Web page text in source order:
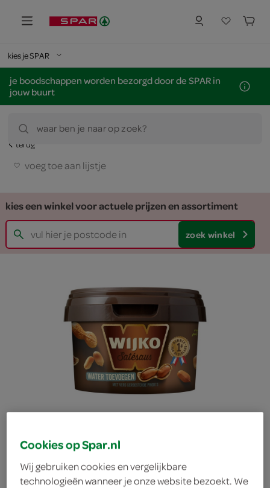
kies je SPAR
je boodschappen worden bezorgd door de SPAR in
jouw buurt
waar ben je naar op zoek?
terug
voeg toe aan lijstje
kies een winkel voor actuele prijzen en assortiment
zoek winkel
Cookies op Spar.nl
Wij gebruiken cookies en vergelijkbare
technologieën wanneer je onze website bezoekt. We